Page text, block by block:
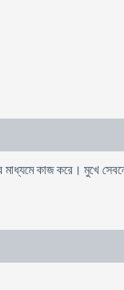
কাজ করে। মুখে